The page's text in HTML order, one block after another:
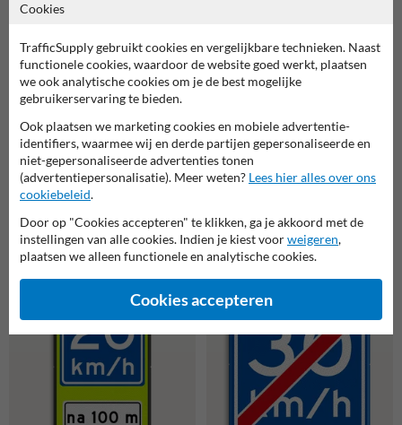
snelheid
Verkeersbord RVV A04 -
Adviessnelheid
Verkeersbord RVV A04-030f
- Adviessnelheid 30 km/h
Cookies
TrafficSupply gebruikt cookies en vergelijkbare technieken. Naast
functionele cookies, waardoor de website goed werkt, plaatsen
we ook analytische cookies om je de best mogelijke
gebruikerservaring te bieden.
Ook plaatsen we marketing cookies en mobiele advertentie-
identifiers, waarmee wij en derde partijen gepersonaliseerde en
niet-gepersonaliseerde advertenties tonen
(advertentiepersonalisatie). Meer weten? Lees hier alles over ons
cookiebeleid.
Door op "Cookies accepteren" te klikken, ga je akkoord met de
instellingen van alle cookies. Indien je kiest voorweigeren,
plaatsen we alleen functionele en analytische cookies.
Cookies accepteren